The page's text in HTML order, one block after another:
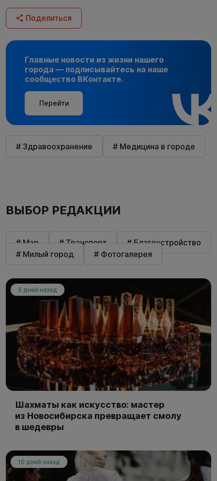
Поделиться
Главные новости из жизни нашего
города — подписывайтесь на наше
сообщество ВКонтакте.
Перейти
# Здравоохранение # Медицина в городе
ВЫБОР РЕДАКЦИИ
# Мэр # Транспорт
# Благоустройство
# Милый город
# Фотогалерея
5 дней назад
Шахматы как искусство: мастер
из Новосибирска превращает смолу
в шедевры
10 дней назад